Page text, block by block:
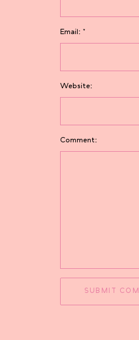
Email: *
Website:
Comment: